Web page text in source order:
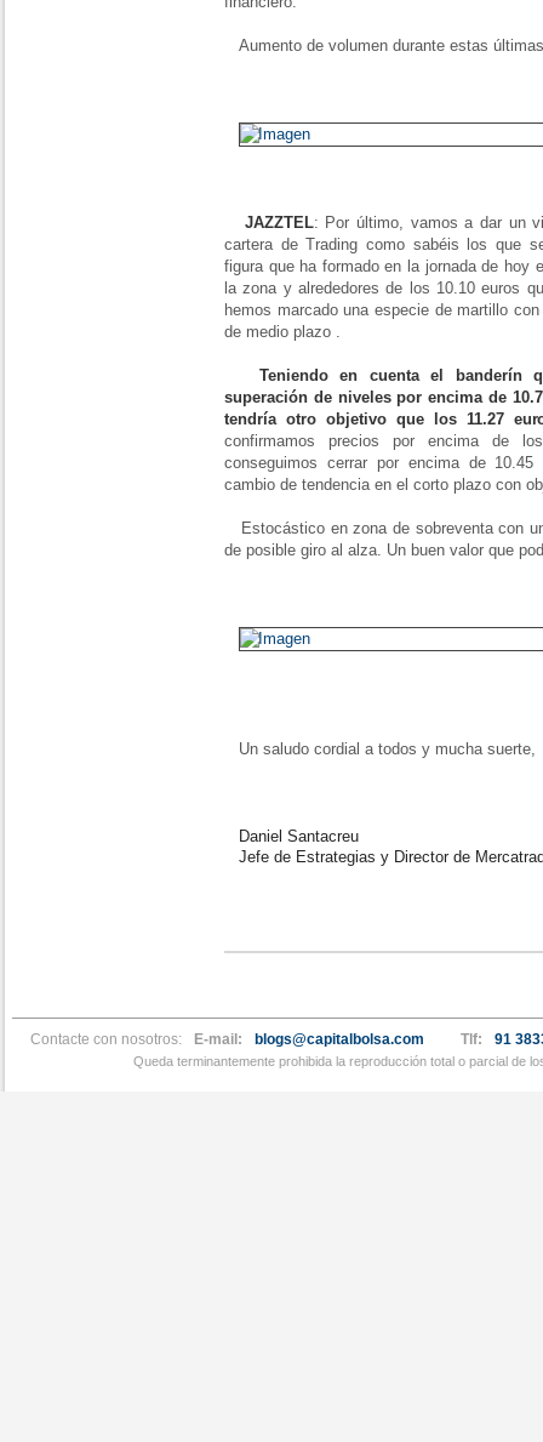
Aumento de volumen durante estas
JAZZTEL: Por último, vamos a dar un
cartera de Trading como sabéis los que
figura que ha formado en la jornada de hoy
la zona y alrededores de los 10.10 euros
hemos marcado una especie de martillo
de medio plazo .
Teniendo en cuenta el banderín
superación de niveles por encima de
tendría otro objetivo que los 11.27
confirmamos precios por encima de
conseguimos cerrar por encima de
cambio de tendencia en el corto plazo con
Estocástico en zona de sobreventa con
de posible giro al alza. Un buen valor que
Un saludo cordial a todos y mucha suerte,
Daniel Santacreu
Jefe de Estrategias y Director de
Contacte con nosotros: E-mail: blogs@capitalbolsa.com Tlf: 91
Queda terminantemente prohibida la reproducción total o parcial de